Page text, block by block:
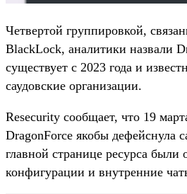
Четвертой группировкой,
BlackLock, аналитики назвали
существует с 2023 года и
саудовские организации.
Resecurity сообщает, что 19
DragonForce якобы дефейснула
главной странице ресурса
конфигурации и внутренние